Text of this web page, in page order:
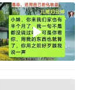
郑国霖回应去景区上班被保安拦下
7号
80后女柜员逆袭成4200亿银行副行长
挑大梁